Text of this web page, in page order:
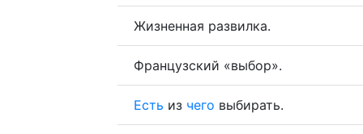
Жизненная развилка.
Французский «выбор».
Есть из чего выбирать.